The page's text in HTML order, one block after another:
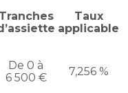
Tranches
Taux
applicable
De 0 à
6 500 €
7,256 %